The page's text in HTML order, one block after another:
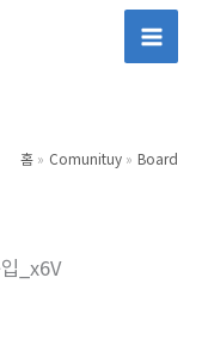
Main
홈 Comunituy Board
_x6V